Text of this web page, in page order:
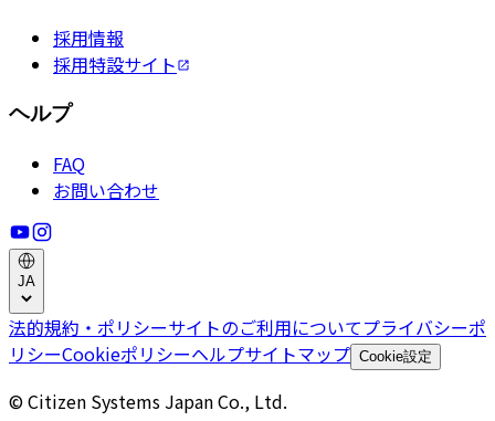
採用情報
採用特設サイト
ヘルプ
FAQ
お問い合わせ
JA
法的規約・ポリシーサイトのご利用についてプライバシーポ
リシーCookieポリシーヘルプサイトマップ Cookie設定
© Citizen Systems Japan Co., Ltd.